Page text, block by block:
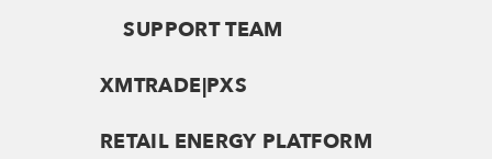
SUPPORT TEAM
XMTRADE|PXS
RETAIL ENERGY PLATFORM